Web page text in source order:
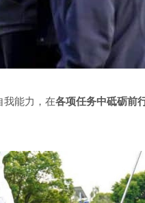
我能力，在各项任务中砥砺前